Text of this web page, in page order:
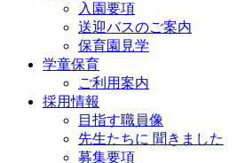
入園要項
送迎バスのご案内
保育園見学
学童保育
ご利用案内
採用情報
目指す職員像
先生たちに 聞きました
募集要項